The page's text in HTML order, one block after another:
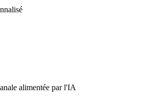
alimentée par l'IA